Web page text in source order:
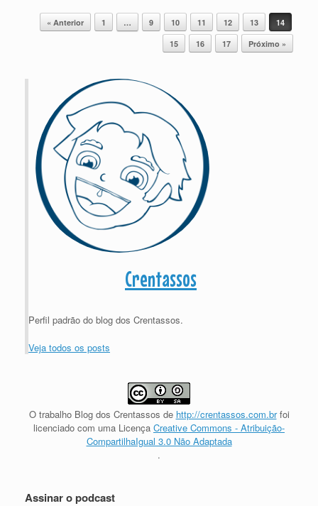
Post navigation
« Anterior 1 … 9 10 11 12 13
14
15
16 17 Próximo »
Crentassos
Perfil padrão do blog dos Crentassos.
Veja todos os posts
O trabalho Blog dos Crentassos de http://crentassos.com.brfoi
licenciado com uma Licença Creative Commons - Atribuição-
CompartilhaIgual 3.0 Não Adaptada
.
Assinar o podcast